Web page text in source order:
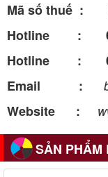
Mã số thuế :
Hotline :
Hotline :
Email :
Website :
SẢN PHẨM